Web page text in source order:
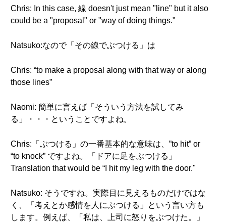
Chris: In this case, 線 doesn't just mean "line" but it also
could be a "proposal" or "way of doing things."
Natsuko:なので「その線でぶつける」は
Chris: “to make a proposal along with that way or along
those lines”
Naomi: 簡単に言えば「そういう方法を試してみ
る」・・・ということですよね。
Chris:「ぶつける」の一番基本的な意味は、”to hit” or
“to knock” ですよね。「ドアに足をぶつける」
Translation that would be “I hit my leg with the door."
Natsuko: そうですね。実際目に見えるものだけではな
く、「考えとか感情を人にぶつける」という言い方も
します。例えば、「私は、上司に怒りをぶつけた。」